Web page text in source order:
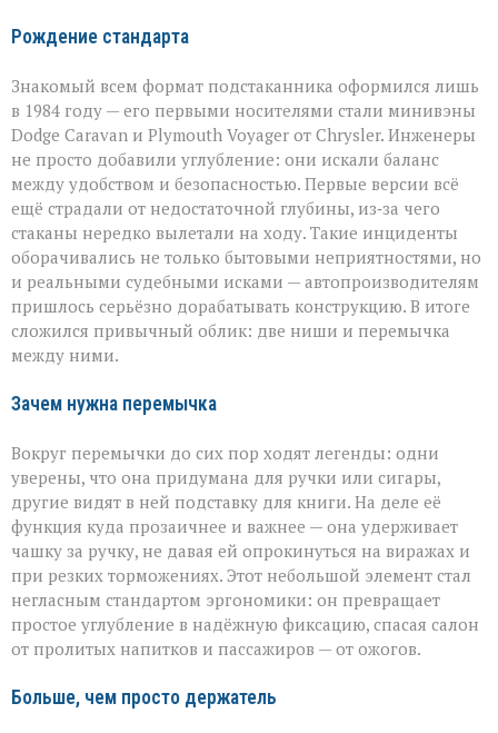
Рождение стандарта
Знакомый всем формат подстаканника оформился лишь
в 1984 году — его первыми носителями стали минивэны
Dodge Caravan и Plymouth Voyager от Chrysler. Инженеры
не просто добавили углубление: они искали баланс
между удобством и безопасностью. Первые версии всё
ещё страдали от недостаточной глубины, из‑за чего
стаканы нередко вылетали на ходу. Такие инциденты
оборачивались не только бытовыми неприятностями, но
и реальными судебными исками — автопроизводителям
пришлось серьёзно дорабатывать конструкцию. В итоге
сложился привычный облик: две ниши и перемычка
между ними.
Зачем нужна перемычка
Вокруг перемычки до сих пор ходят легенды: одни
уверены, что она придумана для ручки или сигары,
другие видят в ней подставку для книги. На деле её
функция куда прозаичнее и важнее — она удерживает
чашку за ручку, не давая ей опрокинуться на виражах и
при резких торможениях. Этот небольшой элемент стал
негласным стандартом эргономики: он превращает
простое углубление в надёжную фиксацию, спасая салон
от пролитых напитков и пассажиров — от ожогов.
Больше, чем просто держатель